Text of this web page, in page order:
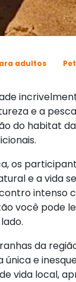
adultos
e a
do habitat
os
e a vida
intenso
você pode
da
e
vida local,